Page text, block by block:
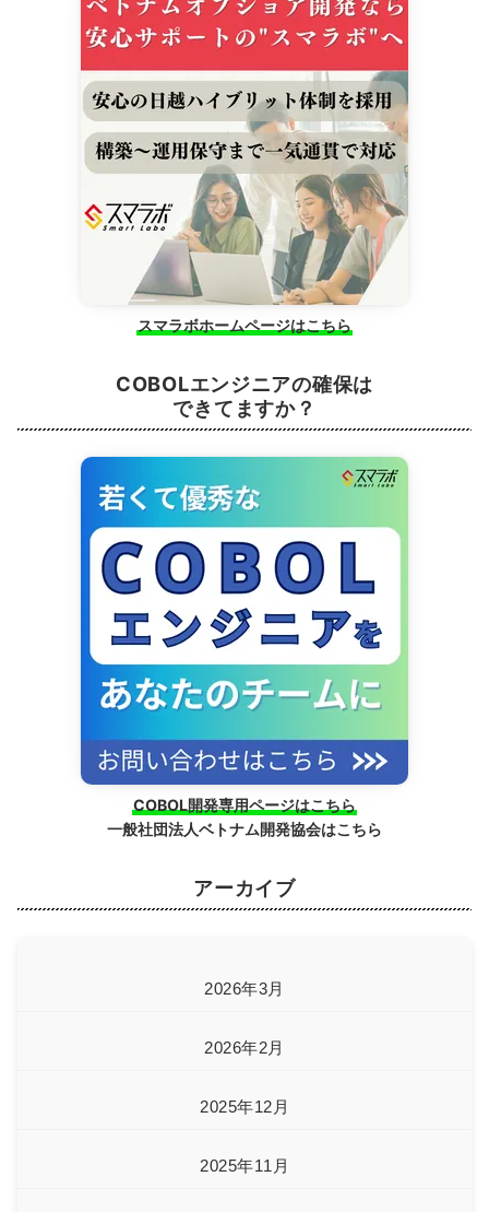
スマラボホームページはこちら
COBOLエンジニアの確保は
できてますか？
COBOL開発専用ページはこちら
一般社団法人ベトナム開発協会はこちら
アーカイブ
2026年3月
2026年2月
2025年12月
2025年11月